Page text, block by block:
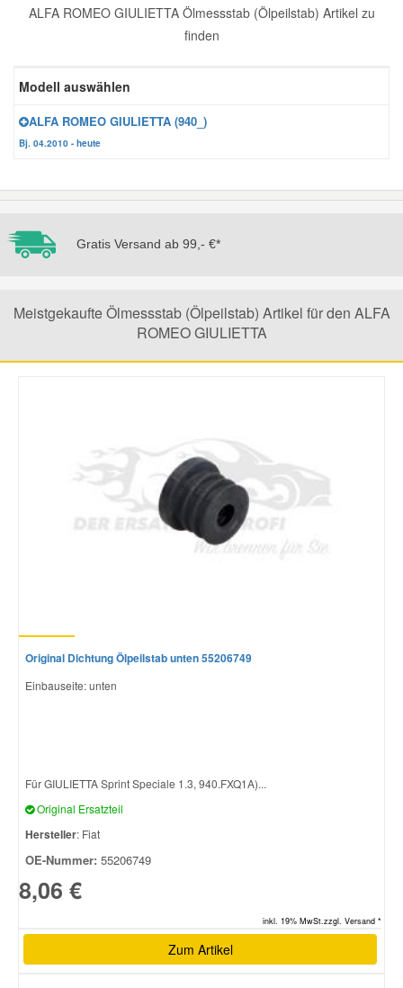
ALFA ROMEO GIULIETTA Ölmessstab (Ölpeilstab) Artikel zu
finden
Modell auswählen
ALFA ROMEO GIULIETTA (940_)
Bj. 04.2010 - heute
Gratis Versand ab 99,- €*
Meistgekaufte Ölmessstab (Ölpeilstab) Artikel für den ALFA
ROMEO GIULIETTA
Original Dichtung Ölpeilstab unten 55206749
Einbauseite: unten
Für GIULIETTA Sprint Speciale 1.3, 940.FXQ1A)...
Original Ersatzteil
Hersteller: Fiat
OE-Nummer: 55206749
8,06 €
inkl. 19% MwSt.zzgl. Versand *
Zum Artikel
Zündanlage und Glühanlage
Karosserie Werkzeug
Werkstattbedarf
Winter-Autozubehör
Daihatsu Ersatzteile
Honda Ersatzteile
Hyundai Ersatzteile
Kia Ersatzteile
Mercedes Ersatzteile
Skoda Ersatzteile
Smart Ersatzteile
Suzuki Ersatzteile